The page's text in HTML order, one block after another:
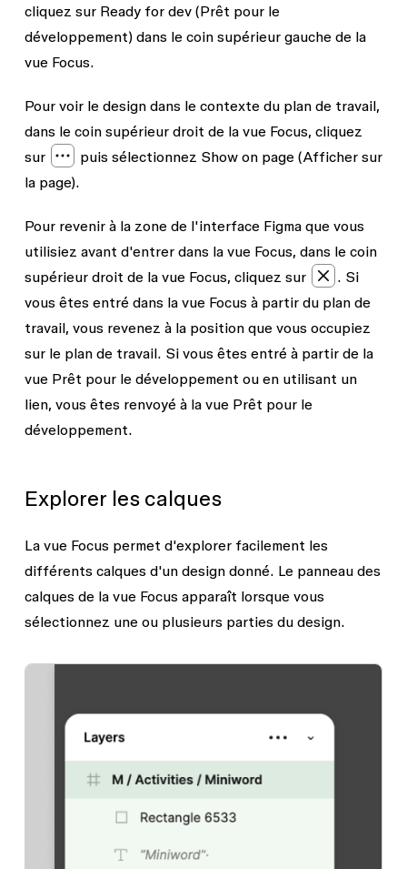
cliquez sur Ready for dev(Prêt pour le
développement) dans le coin supérieur gauche de la
vue Focus.
Pour voir le design dans le contexte du plan de travail,
dans le coin supérieur droit de la vue Focus, cliquez
sur
puis sélectionnez Show on page(Afficher sur
la page).
Pour revenir à la zone de l'interface Figma que vous
utilisiez avant d'entrer dans la vue Focus, dans le coin
supérieur droit de la vue Focus, cliquez sur
. Si
vous êtes entré dans la vue Focus à partir du plan de
travail, vous revenez à la position que vous occupiez
sur le plan de travail. Si vous êtes entré à partir de la
vue Prêt pour le développement ou en utilisant un
lien, vous êtes renvoyé à la vue Prêt pour le
développement.
Explorer les calques
La vue Focus permet d'explorer facilement les
différents calques d'un design donné. Le panneau des
calques de la vue Focus apparaît lorsque vous
sélectionnez une ou plusieurs parties du design.